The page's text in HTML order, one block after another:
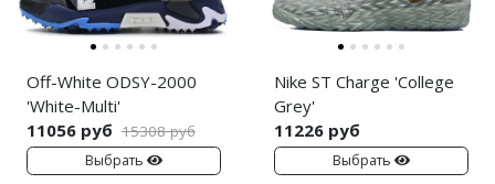
Off-White ODSY-2000
'White-Multi'
11056 руб 15308 руб
Выбрать
Nike ST Charge 'College
Grey'
11226 руб
Выбрать